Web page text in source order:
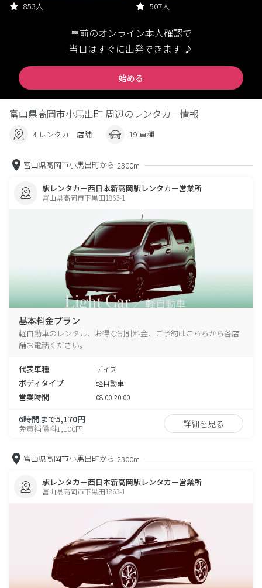
853人 507人
事前のオンライン本人確認で
当日はすぐに出発できます ♪
始める
富山県高岡市小馬出町 周辺のレンタカー情報
4 レンタカー店舗 19 車種
富山県高岡市小馬出町から 2300m
駅レンタカー西日本新高岡駅レンタカー営業所
富山県高岡市下黒田1863-1
基本料金プラン
軽自動車のレンタル、お得な割引料金、ご予約はこちらから各店
舗お電話ください。
代表車種 デイズ
ボディタイプ 軽自動車
営業時間 08:00-20:00
6時間まで5,170円
免責補償料1,100円 詳細を見る
富山県高岡市小馬出町から 2300m
駅レンタカー西日本新高岡駅レンタカー営業所
富山県高岡市下黒田1863-1